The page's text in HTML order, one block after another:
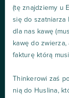
(tę znajdziemy u
się do szatniarza
dla nas kawę
kawę do
fakturę którą
Thinkerowi zaś
nią do Huslina,